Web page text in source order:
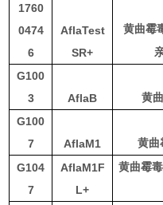
1760
0474
6
AflaTest
SR+
黄曲霉
G100
3
AflaB 黄
G100
7
AflaM1 黄曲
G104
7
AflaM1F
L+
黄曲霉